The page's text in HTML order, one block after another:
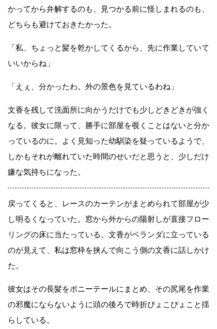
かってから弁解するのも、見つかる前に怪しまれるのも、
どちらも避けておきたかった。
「私、ちょっと髪を乾かしてくるから、先に作業していて
いいからね」
「えぇ、分かったわ。外の景色を見ているわね」
文香を残して洗面所に向かうだけでも少しどきどきが強く
なる。彼女に限って、勝手に部屋を覗くことはないと分か
っているのに。よく見知った幼馴染を疑っているようで、
しかもそれが離れていた時間のせいだと思うと、少しだけ
嫌な気持ちになった。
戻ってくると、レースのカーテンがまとめられて部屋が少
し明るくなっていた。窓から外からの陽射しが直接フロー
リングの床に当たっている。文香がベランダに立っている
のが見えて、私は窓枠を挟んで向こう側の文香に話しかけ
た。
彼女はその長髪をポニーテールにまとめ、その尻尾を作業
の邪魔にならないように頭の後ろで時折ぴょこぴょこと揺
らしている。